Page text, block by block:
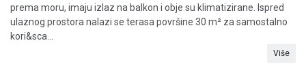
prema moru, imaju izlaz na balkon i obje su klimatizirane. Ispred
ulaznog prostora nalazi se terasa površine 30 m² za samostalno
kori&sca...
Više